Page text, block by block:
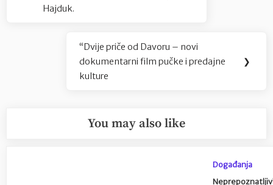
Hajduk.
Next
Post:
“Dvije priče od Davoru – novi
dokumentarni film pučke i predajne
kulture
❯
You may also like
Događanja